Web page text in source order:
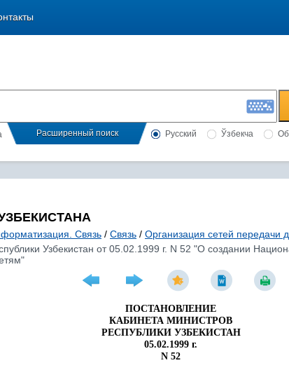
Расширенный поиск Русский Ўзбекча
Связь / Связь / Организация сетей передачи
Узбекистан от 05.02.1999 г. N 52 "О создании
ПОСТАНОВЛЕНИЕ
КАБИНЕТА МИНИСТРОВ
РЕСПУБЛИКИ УЗБЕКИСТАН
05.02.1999 г.
N 52